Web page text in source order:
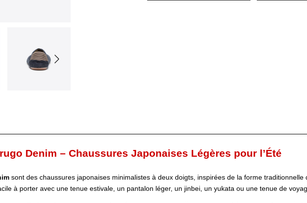
Denim – Chaussures Japonaises Légères pour l’Été
sont des chaussures japonaises minimalistes à deux doigts, inspirées de la forme traditionnelle
à porter avec une tenue estivale, un pantalon léger, un jinbei, un yukata ou une tenue de